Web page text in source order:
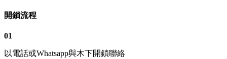
開鎖流程
01
以電話或Whatsapp與木下開鎖聯絡